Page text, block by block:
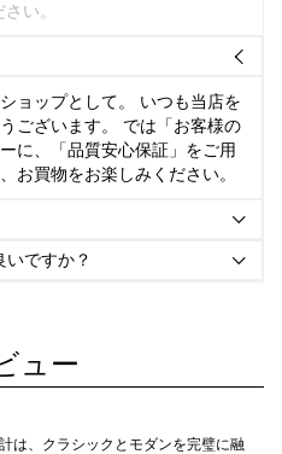
い。

ョップとして。 いつも当店を
ございます。 では「お客様の
に、「品質安心保証」をご用
お買物をお楽しみください。

ですか？ 
ュー
は、クラシックとモダンを完璧に融